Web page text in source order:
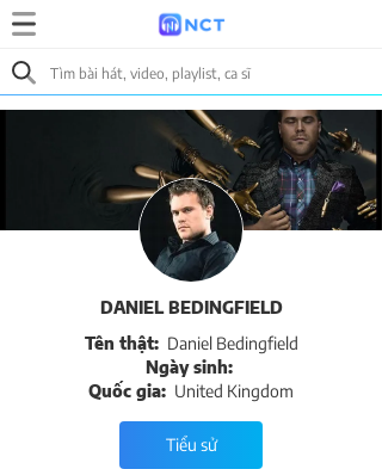
DANIEL BEDINGFIELD
Tên thật: Daniel Bedingfield
Ngày sinh:
Quốc gia: United Kingdom
Tiểu sử